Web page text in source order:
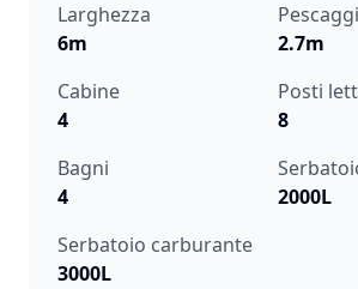
Larghezza
6m
2.7m
Cabine
4
Posti
8
Bagni
4
2000L
Serbatoio carburante
3000L